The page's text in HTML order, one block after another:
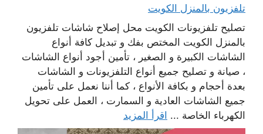
تلفزيون بالمنزل الكويت
تصليح تلفزيونات الكويت محل إصلاح شاشات تلفزيون
بالمنزل الكويت المختص بفك و تبديل كافة أنواع
الشاشات الكبيرة و الصغير ، تأمين أجود أنواع الشاشات
، صيانة و تصليح جميع أنواع التلفزيونات و الشاشات
بعدة أحجام و بكافة الأنواع ، كما أننا نعمل على تأمين
جميع الشاشات العادية و السمارت ، العمل على تحويل
الكهرباء الخاصة ... اقرأ المزيد